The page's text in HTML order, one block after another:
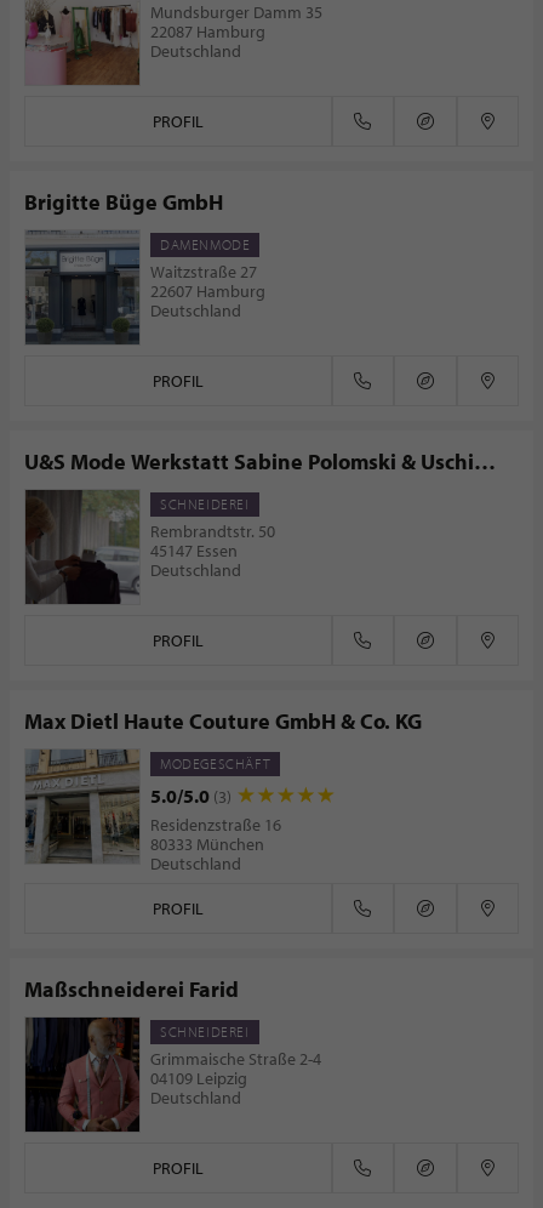
Mundsburger Damm 35
22087 Hamburg
Deutschland
PROFIL
Brigitte Büge GmbH
DAMENMODE
Waitzstraße 27
22607 Hamburg
Deutschland
PROFIL
U&S Mode Werkstatt Sabine Polomski & Uschi
Herting
SCHNEIDEREI
Rembrandtstr. 50
45147 Essen
Deutschland
PROFIL
Max Dietl Haute Couture GmbH & Co. KG
MODEGESCHÄFT
5.0/5.0 (3)
Residenzstraße 16
80333 München
Deutschland
PROFIL
Maßschneiderei Farid
SCHNEIDEREI
Grimmaische Straße 2-4
04109 Leipzig
Deutschland
PROFIL